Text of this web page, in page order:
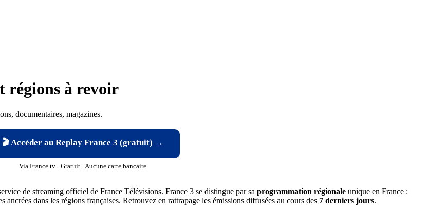
à revoir
documentaires, magazines.
🎬 Accéder au Replay France 3 (gratuit) →
Via France.tv · Gratuit · Aucune carte bancaire
de streaming officiel de France Télévisions. France 3 se distingue par sa programmation régionale unique en France :
dans les régions françaises. Retrouvez en rattrapage les émissions diffusées au cours des 7 derniers jours.